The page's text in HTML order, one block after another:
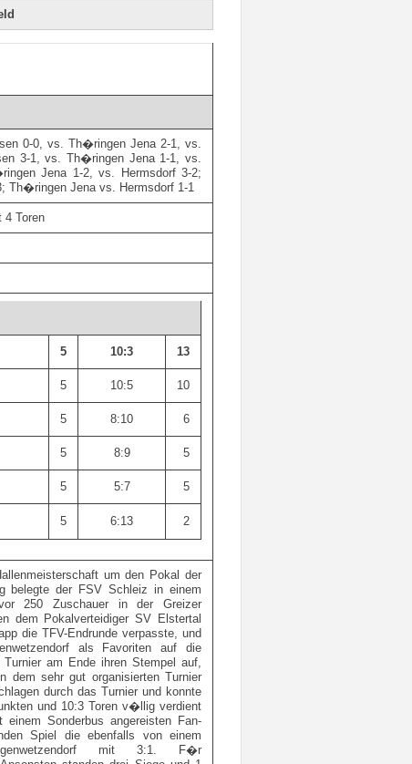
0-0, vs. Th�ringen Jena 2-1, vs.
3-1, vs. Th�ringen Jena 1-1, vs.
Jena 1-2, vs. Hermsdorf 3-2;
Th�ringen Jena vs. Hermsdorf 1-1
4 Toren
5 10:3 13
5 10:5 10
5 8:10 6
5 8:9 5
5 5:7 5
5 6:13 2
um den Pokal der
belegte der FSV Schleiz in einem
250 Zuschauer in der Greizer
dem Pokalverteidiger SV Elstertal
die TFV-Endrunde verpasste, und
als Favoriten auf die
am Ende ihren Stempel auf,
dem sehr gut organisierten Turnier
durch das Turnier und konnte
und 10:3 Toren v�llig verdient
Sonderbus angereisten Fan-
Spiel die ebenfalls von einem
mit 3:1. F�r